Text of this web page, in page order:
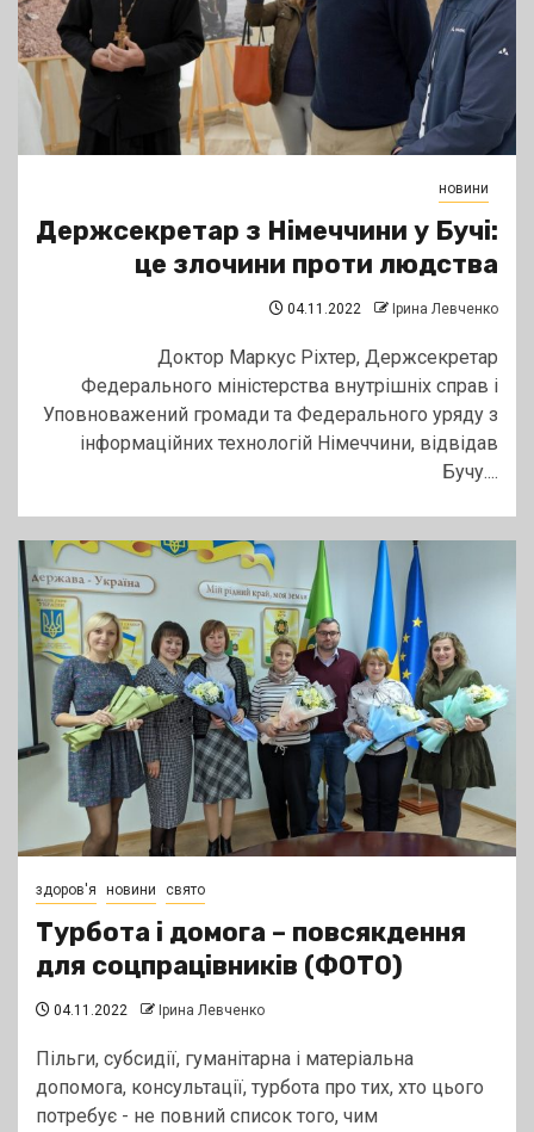
новини
Держсекретар з Німеччини у Бучі:
це злочини проти людства
04.11.2022 Ірина Левченко
Доктор Маркус Ріхтер, Держсекретар
Федерального міністерства внутрішніх справ і
Уповноважений громади та Федерального уряду з
інформаційних технологій Німеччини, відвідав
Бучу....
здоров'я новини свято
Турбота і домога – повсякдення
для соцпрацівників (ФОТО)
04.11.2022 Ірина Левченко
Пільги, субсидії, гуманітарна і матеріальна
допомога, консультації, турбота про тих, хто цього
потребує - не повний список того, чим